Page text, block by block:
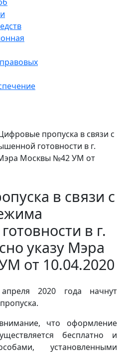
пропуска в связи с
готовности в г.
Мэра Москвы №42 УМ от
в связи с
в г.
указу Мэра
от 10.04.2020
2020 года начнут
что оформление
бесплатно и
установленными